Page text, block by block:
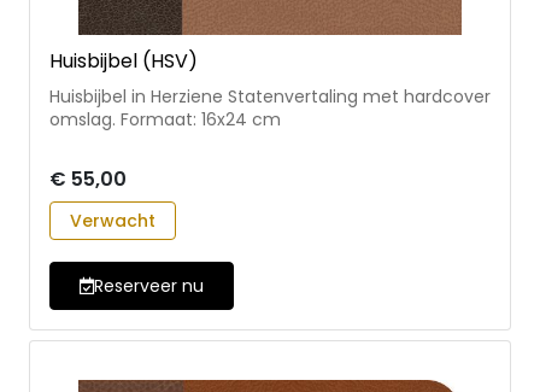
Huisbijbel (HSV)
Huisbijbel in Herziene Statenvertaling met hardcover
omslag. Formaat: 16x24 cm
€ 55,00
Verwacht
Reserveer nu